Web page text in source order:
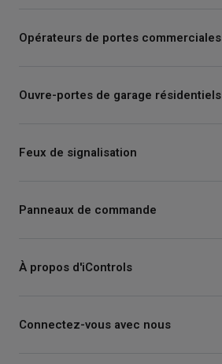
Opérateurs de portes commerciales
Ouvre-portes de garage résidentiels
Feux de signalisation
Panneaux de commande
À propos d'iControls
Connectez-vous avec nous